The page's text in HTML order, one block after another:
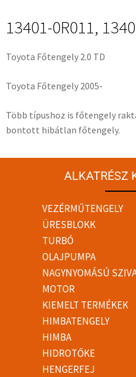
13401-0R011,
Toyota Főtengely 2.0 TD
Toyota Főtengely 2005-
Több típushoz is főtengely
bontott hibátlan főtengely.
ALKATRÉSZ
VEZÉRMŰTENGELY
ÜRESBLOKK
TURBÓ
OLAJPUMPA
NAGYNYOMÁSÚ
MOTOR
KIEMELT TERMÉKEK
HIMBATENGELY
HIMBA
HIDROTŐKE
HENGERFEJ